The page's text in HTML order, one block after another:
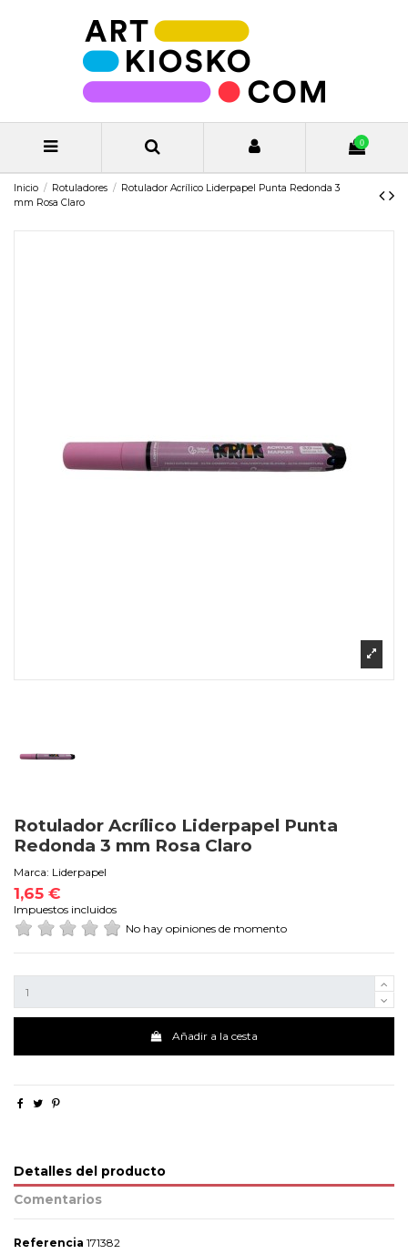
0
Inicio Rotuladores
Rotulador Acrílico Liderpapel Punta Redonda 3
mm Rosa Claro
Rotulador Acrílico Liderpapel Punta
Redonda 3 mm Rosa Claro
Marca: Liderpapel
1,65 €
Impuestos incluidos
No hay opiniones de momento
Añadir a la cesta
Detalles del producto
Comentarios
Referencia 171382